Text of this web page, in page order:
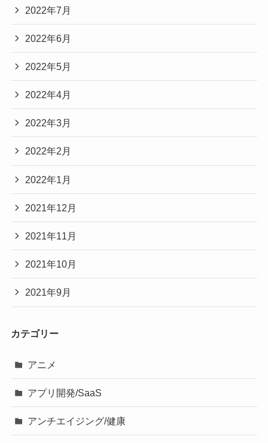
2022年7月
2022年6月
2022年5月
2022年4月
2022年3月
2022年2月
2022年1月
2021年12月
2021年11月
2021年10月
2021年9月
カテゴリー
アニメ
アプリ開発/SaaS
アンチエイジング/健康